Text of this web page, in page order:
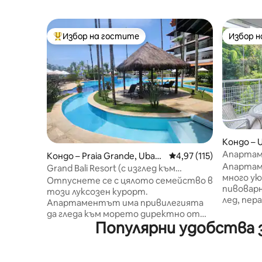
Най-популярен избор на гостите
Избор на гостите
Кондо – Praia Grande, Ubatu
ba
Средна оценка: 4,97
4,97 (115)
Grand Bali Resort (с изглед към
морето)
Отпуснете се с цялото семейство в
този луксозен курорт.
Апартаментът има привилегията
да гледа към морето директно от
леглото. Така че плажът е първото
нещо, което ще видите, когато
Избор
Избор
Кондо –
плажа!
Пауло
много
лед,
във
частна
Популярни удобства